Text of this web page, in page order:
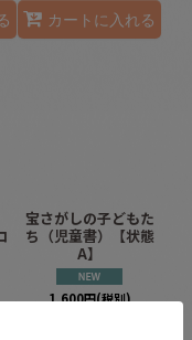
カートに入れる
宝さがしの子どもた
ち（児童書）【状態
A】
1,600円(税別)